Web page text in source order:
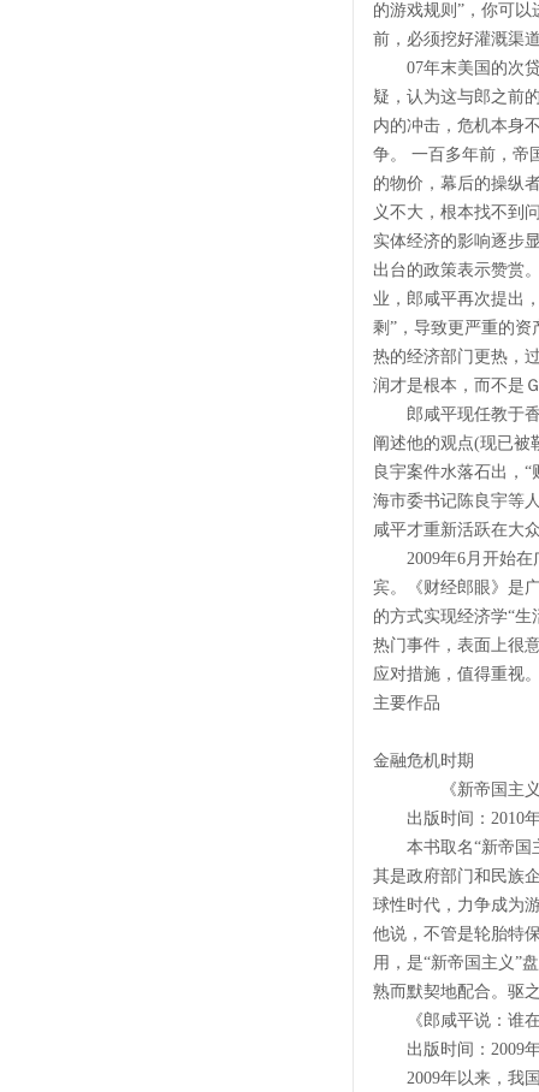
的游戏规则”，你可
前，必须挖好灌溉渠
07年末美国的次贷
疑，认为这与郎之前
内的冲击，危机本身
争。 一百多年前，帝
的物价，幕后的操纵
义不大，根本找不到
实体经济的影响逐步
出台的政策表示赞赏
业，郎咸平再次提出
剩”，导致更严重的
热的经济部门更热，
润才是根本，而不是
郎咸平现任教于香
阐述他的观点(现已被
良宇案件水落石出，
海市委书记陈良宇等
咸平才重新活跃在大
2009年6月开始在
宾。《财经郎眼》是
的方式实现经济学“
热门事件，表面上很
应对措施，值得重视
主要作品
金融危机时期
《新帝国主义
出版时间：2010
本书取名“新帝国主
其是政府部门和民族
球性时代，力争成为
他说，不管是轮胎特
用，是“新帝国主义”
熟而默契地配合。驱
《郎咸平说：谁在
出版时间：2009
2009年以来，我国